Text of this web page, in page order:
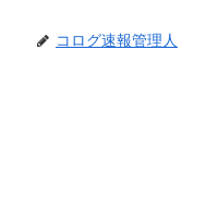
コログ速報管理人